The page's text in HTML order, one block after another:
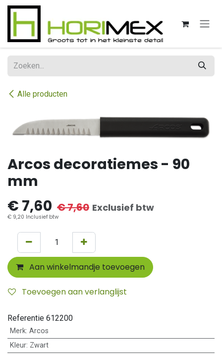
Overslaan naar inhoud
Alle producten
Arcos decoratiemes - 90
mm
€ 7,60 €7,60 Exclusief btw
€ 9,20 Inclusief btw
Aan winkelmandje toevoegen
Toevoegen aan verlanglijst
Referentie 612200
Merk: Arcos
Kleur: Zwart